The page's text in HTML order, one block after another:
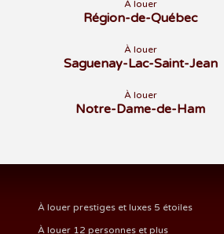
À louer
Région-de-Québec
À louer
Saguenay-Lac-Saint-Jean
À louer
Notre-Dame-de-Ham
À louer prestiges et luxes 5 étoiles
À louer 12 personnes et plus